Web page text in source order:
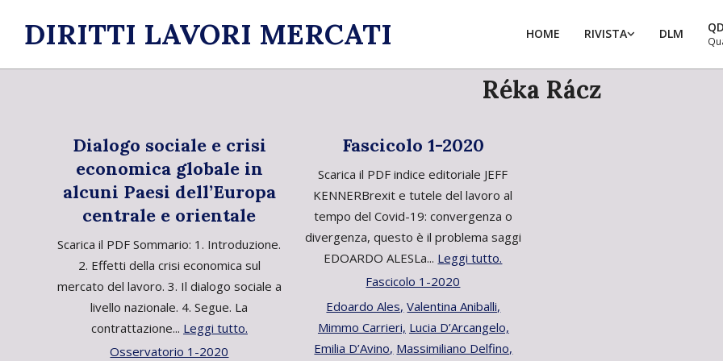
DIRITTI LAVORI MERCATI HOME RIVISTA DLM
Réka Rácz
Dialogo sociale e crisi
economica globale in
alcuni Paesi dell’Europa
centrale e orientale
Scarica il PDF Sommario: 1. Introduzione.
2. Effetti della crisi economica sul
mercato del lavoro. 3. Il dialogo sociale a
livello nazionale. 4. Segue. La
contrattazione... Leggi tutto.
Osservatorio 1-2020
Fascicolo 1-2020
Scarica il PDF indice editoriale JEFF
KENNERBrexit e tutele del lavoro al
tempo del Covid-19: convergenza o
divergenza, questo è il problema saggi
EDOARDO ALESLa... Leggi tutto.
Fascicolo 1-2020
Edoardo Ales, Valentina Aniballi,
Mimmo Carrieri, Lucia D’Arcangelo,
Emilia D’Avino, Massimiliano Delfino,